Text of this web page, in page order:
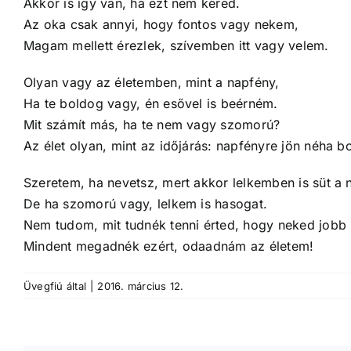
Akkor is így van, ha ezt nem kéred.
Az oka csak annyi, hogy fontos vagy nekem,
Magam mellett érezlek, szívemben itt vagy velem.
Olyan vagy az életemben, mint a napfény,
Ha te boldog vagy, én esővel is beérném.
Mit számít más, ha te nem vagy szomorú?
Az élet olyan, mint az időjárás: napfényre jön néha
Szeretem, ha nevetsz, mert akkor lelkemben is süt a
De ha szomorú vagy, lelkem is hasogat.
Nem tudom, mit tudnék tenni érted, hogy neked jobb
Mindent megadnék ezért, odaadnám az életem!
Üvegfiú által 2016. március 12.